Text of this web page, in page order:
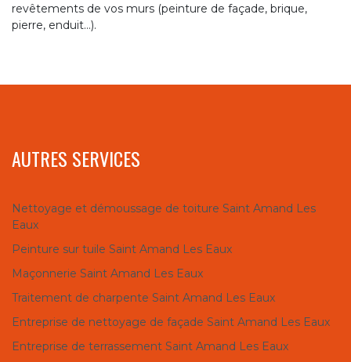
revêtements de vos murs (peinture de façade, brique,
pierre, enduit…).
AUTRES SERVICES
Nettoyage et démoussage de toiture Saint Amand Les
Eaux
Peinture sur tuile Saint Amand Les Eaux
Maçonnerie Saint Amand Les Eaux
Traitement de charpente Saint Amand Les Eaux
Entreprise de nettoyage de façade Saint Amand Les Eaux
Entreprise de terrassement Saint Amand Les Eaux